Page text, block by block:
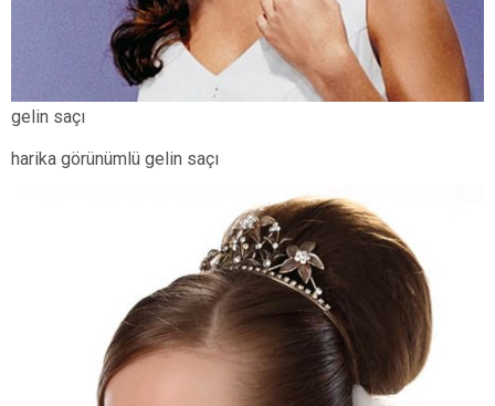
gelin saçı
harika görünümlü gelin saçı